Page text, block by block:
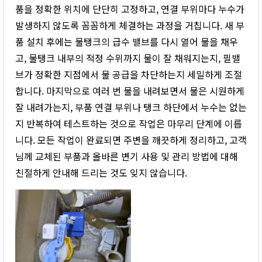
품을 정확한 위치에 단단히 고정하고, 연결 부위마다 누수가
발생하지 않도록 꼼꼼하게 체결하는 과정을 거칩니다. 새 부
품 설치 후에는 물탱크의 급수 밸브를 다시 열어 물을 채우
고, 물탱크 내부의 적정 수위까지 물이 잘 채워지는지, 필밸
브가 정확한 지점에서 물 공급을 차단하는지 세밀하게 조절
합니다. 마지막으로 여러 번 물을 내려보면서 물은 시원하게
잘 내려가는지, 부품 연결 부위나 탱크 하단에서 누수는 없는
지 반복하여 테스트하는 것으로 작업은 마무리 단계에 이릅
니다. 모든 작업이 완료되면 주변을 깨끗하게 정리하고, 고객
님께 교체된 부품과 올바른 변기 사용 및 관리 방법에 대해
친절하게 안내해 드리는 것도 잊지 않습니다.